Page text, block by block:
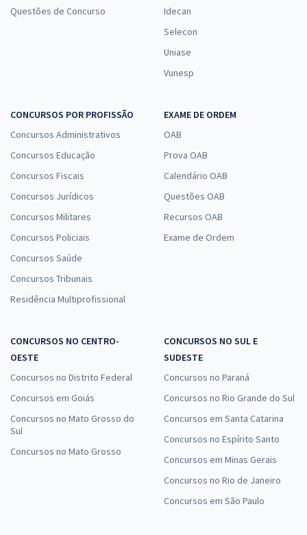
Questões de Concurso
Idecan
Selecon
Uniase
Vunesp
CONCURSOS POR PROFISSÃO
Concursos Administrativos
Concursos Educação
Concursos Fiscais
Concursos Jurídicos
Concursos Militares
Concursos Policiais
Concursos Saúde
Concursos Tribunais
Residência Multiprofissional
EXAME DE ORDEM
OAB
Prova OAB
Calendário OAB
Questões OAB
Recursos OAB
Exame de Ordem
CONCURSOS NO CENTRO-
OESTE
Concursos no Distrito Federal
Concursos em Goiás
Concursos no Mato Grosso do
Sul
Concursos no Mato Grosso
CONCURSOS NO SUL E
SUDESTE
Concursos no Paraná
Concursos no Rio Grande do Sul
Concursos em Santa Catarina
Concursos no Espírito Santo
Concursos em Minas Gerais
Concursos no Rio de Janeiro
Concursos em São Paulo